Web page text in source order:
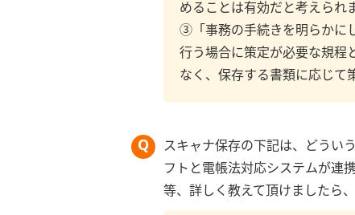
めることは有効だと考えられ
③「事務の手続きを明らかに
行う場合に策定が必要な規程
なく、保存する書類に応じて
スキャナ保存の下記は、どうい
フトと電帳法対応システムが連
等、詳しく教えて頂けましたら、